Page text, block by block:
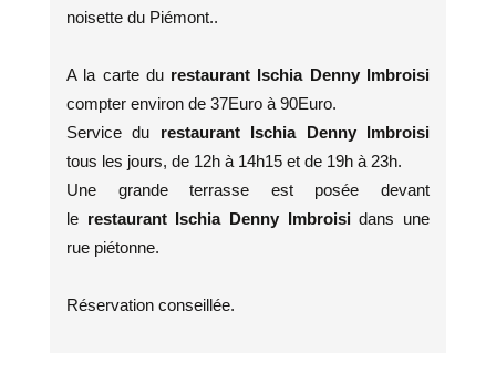
noisette du Piémont..
A la carte du restaurant Ischia Denny Imbroisi
compter environ de 37Euro à 90Euro.
Service du
restaurant Ischia Denny Imbroisi
tous les jours, de 12h à 14h15 et de 19h à 23h.
Une grande terrasse est posée devant
le restaurant Ischia Denny Imbroisidans une
rue piétonne.
Réservation conseillée.